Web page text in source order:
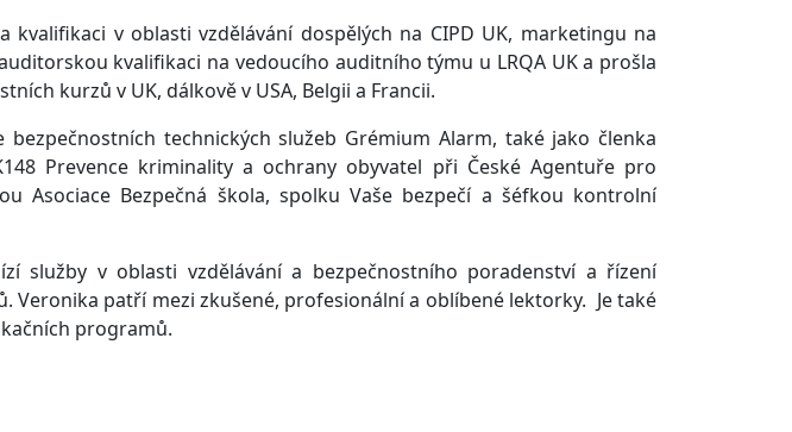
kvalifikaci v oblasti vzdělávání dospělých na CIPD UK, marketingu na
kvalifikaci na vedoucího auditního týmu u LRQA UK a prošla
kurzů v UK, dálkově v USA, Belgii a Francii.
technických služeb Grémium Alarm, také jako členka
Prevence kriminality a ochrany obyvatel při České Agentuře pro
Asociace Bezpečná škola, spolku Vaše bezpečí a šéfkou kontrolní
služby v oblasti vzdělávání a bezpečnostního poradenství a řízení
Veronika patří mezi zkušené, profesionální a oblíbené lektorky. Je také
programů.